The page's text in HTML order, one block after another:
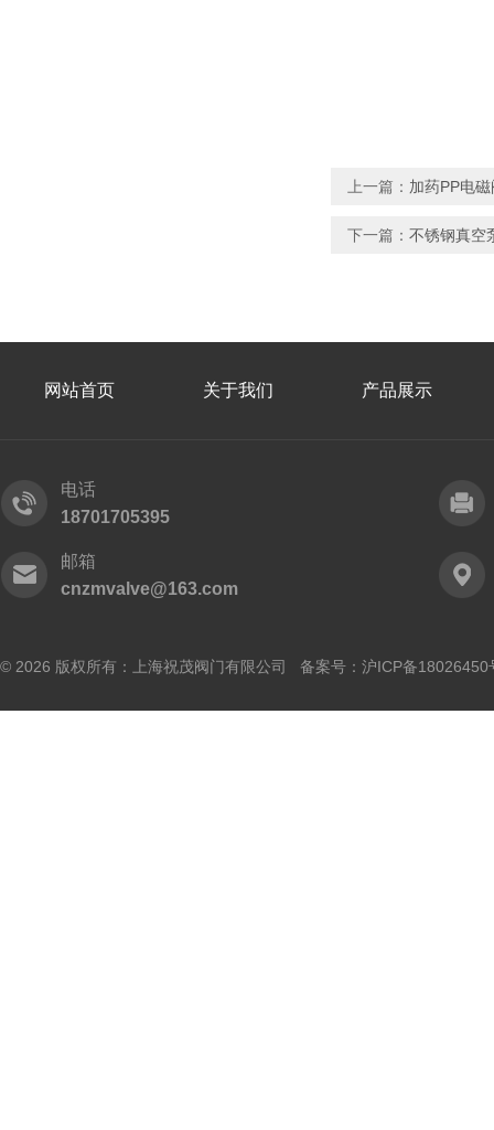
上一篇： 加药PP电磁
下一篇： 不锈钢真空
网站首页 关于我们 产品展示
电话
18701705395
邮箱
cnzmvalve@163.com
© 2026 版权所有：上海祝茂阀门有限公司 备案号： 沪ICP备18026450